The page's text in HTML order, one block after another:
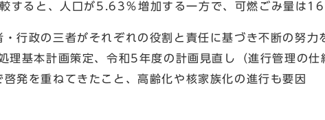
すると、人口が5.63％増加する一方で、可燃ごみ量は
行政の三者がそれぞれの役割と責任に基づき不断の努力
理基本計画策定、令和5年度の計画見直し（進行管理の仕
発を重ねてきたこと、高齢化や核家族化の進行も要因